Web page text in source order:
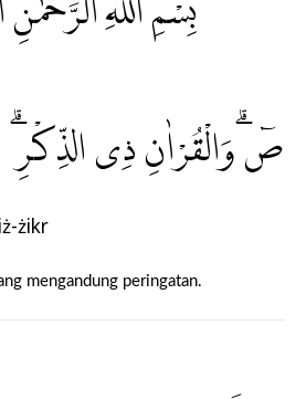
بِسْمِ اللّٰهِ
صۤ ۗوَالْقُرْاٰنِ ذِى الذِّكْرِۗ
żikr
mengandung peringatan.